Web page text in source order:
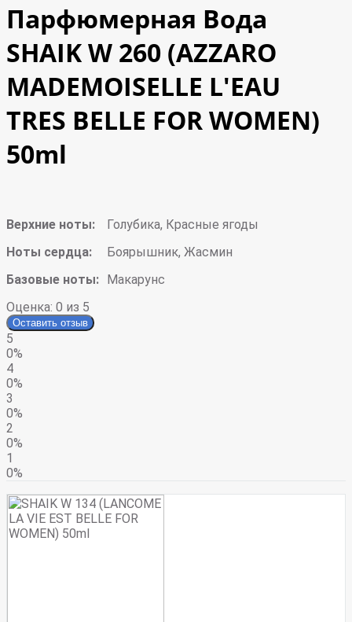
Парфюмерная Вода
SHAIK W 260 (AZZARO
MADEMOISELLE L'EAU
TRES BELLE FOR WOMEN)
50ml
Верхние ноты:
Голубика, Красные ягоды
Ноты сердца:
Боярышник, Жасмин
Базовые ноты: Макарунс
Оценка: 0 из 5
Оставить отзыв
5
0%
4
0%
3
0%
2
0%
1
0%